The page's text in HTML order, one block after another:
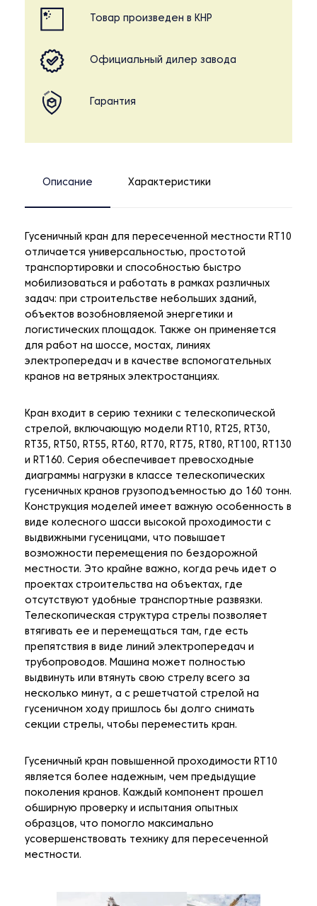
Товар произведен в КНР
Официальный дилер завода
Гарантия
Описание Характеристики
Гусеничный кран для пересеченной местности RT10
отличается универсальностью, простотой
транспортировки и способностью быстро
мобилизоваться и работать в рамках различных
задач: при строительстве небольших зданий,
объектов возобновляемой энергетики и
логистических площадок. Также он применяется
для работ на шоссе, мостах, линиях
электропередач и в качестве вспомогательных
кранов на ветряных электростанциях.
Кран входит в серию техники с телескопической
стрелой, включающую модели RT10, RT25, RT30,
RT35, RT50, RT55, RT60, RT70, RT75, RT80, RT100, RT130
и RT160. Серия обеспечивает превосходные
диаграммы нагрузки в классе телескопических
гусеничных кранов грузоподъемностью до 160 тонн.
Конструкция моделей имеет важную особенность в
виде колесного шасси высокой проходимости с
выдвижными гусеницами, что повышает
возможности перемещения по бездорожной
местности. Это крайне важно, когда речь идет о
проектах строительства на объектах, где
отсутствуют удобные транспортные развязки.
Телескопическая структура стрелы позволяет
втягивать ее и перемещаться там, где есть
препятствия в виде линий электропередач и
трубопроводов. Машина может полностью
выдвинуть или втянуть свою стрелу всего за
несколько минут, а с решетчатой стрелой на
гусеничном ходу пришлось бы долго снимать
секции стрелы, чтобы переместить кран.
Гусеничный кран повышенной проходимости RT10
является более надежным, чем предыдущие
поколения кранов. Каждый компонент прошел
обширную проверку и испытания опытных
образцов, что помогло максимально
усовершенствовать технику для пересеченной
местности.